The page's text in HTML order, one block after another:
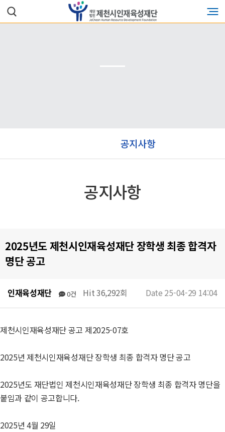
공지사항
공지사항
2025년도 제천시인재육성재단 장학생 최종 합격자
명단 공고
인재육성재단 0건 Hit 36,292회 Date 25-04-29 14:04
제천시인재육성재단 공고 제2025-07호
2025년 제천시인재육성재단 장학생 최종 합격자 명단 공고
2025년도 재단법인 제천시인재육성재단 장학생 최종 합격자 명단을
붙임과 같이 공고합니다.
2025년 4월 29일